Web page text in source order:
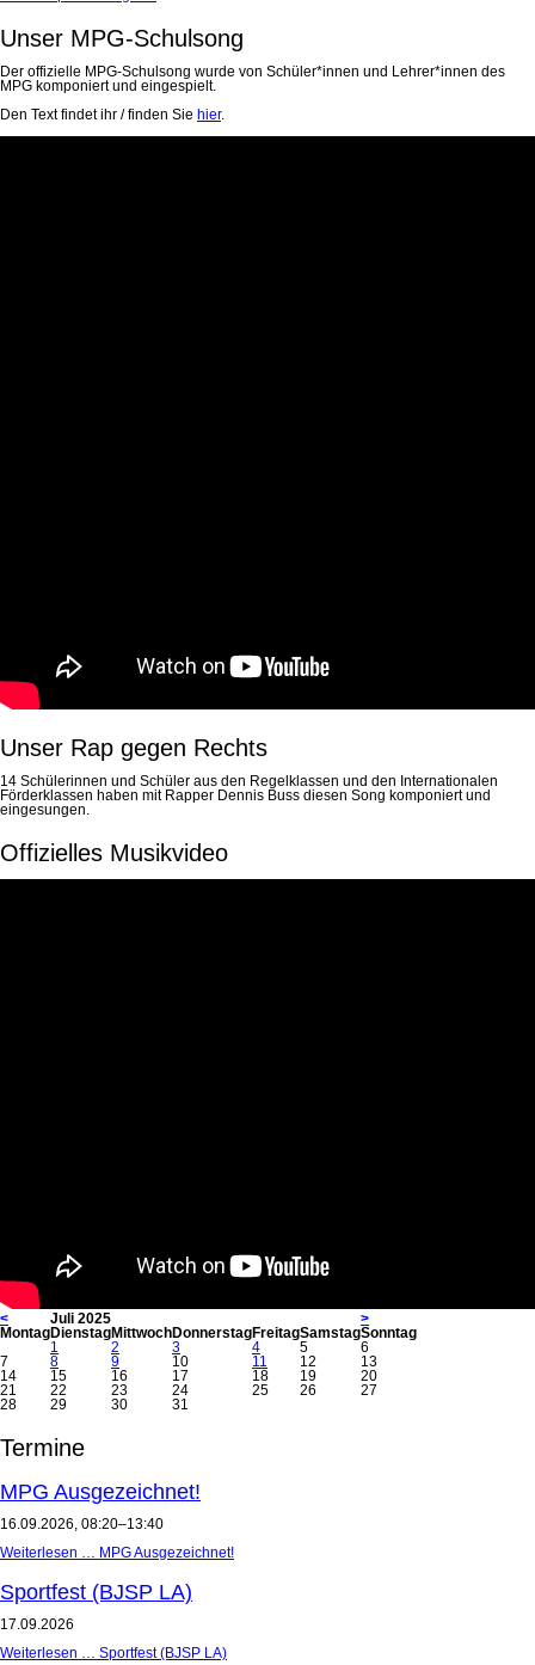
Unser MPG-Schulsong
Der offizielle MPG-Schulsong wurde von Schüler*innen und Lehrer*innen des
MPG komponiert und eingespielt.
Den Text findet ihr / finden Sie hier.
Unser Rap gegen Rechts
14 Schülerinnen und Schüler aus den Regelklassen und den Internationalen
Förderklassen haben mit Rapper Dennis Buss diesen Song komponiert und
eingesungen.
Offizielles Musikvideo
< Juli 2025
>
MontagDienstagMittwochDonnerstagFreitagSamstagSonntag
1
2 3 4 5
6
7
8 9 10 11 12
13
14
15 16 17 18 19
20
21
22 23 24 25 26
27
28
29 30 31
Termine
MPG Ausgezeichnet!
16.09.2026, 08:20–13:40
Weiterlesen … MPG Ausgezeichnet!
Sportfest (BJSP LA)
17.09.2026
Weiterlesen … Sportfest (BJSP LA)